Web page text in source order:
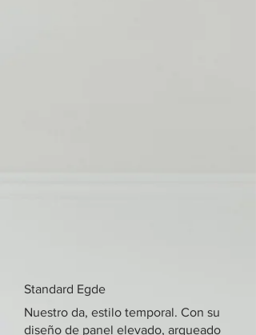
Standard Egde
Nuestro da, estilo temporal. Con su
diseño de panel elevado, arqueado